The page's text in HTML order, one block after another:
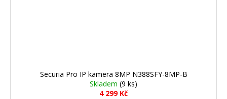
Securia Pro IP kamera 8MP N388SFY-8MP-B
Skladem (9 ks)
4 299 Kč